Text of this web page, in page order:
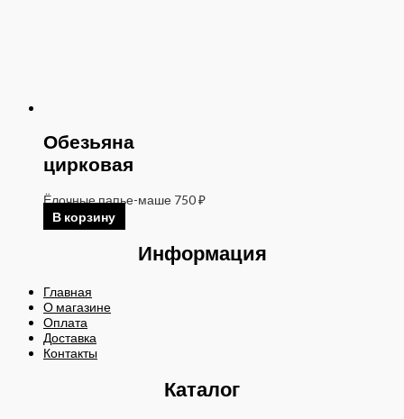
Обезьяна
цирковая
Ёлочные папье-маше 750₽
В корзину
Информация
Главная
О магазине
Оплата
Доставка
Контакты
Каталог